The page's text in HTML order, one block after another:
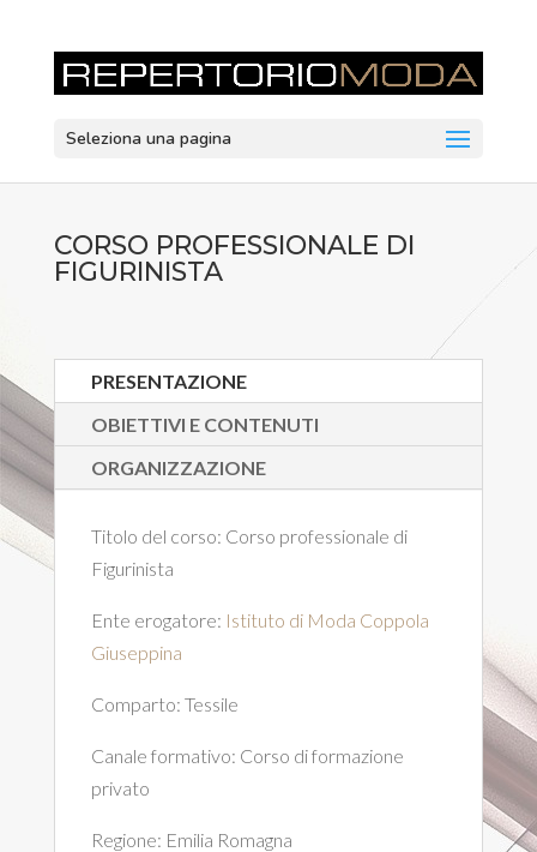
Seleziona una pagina
CORSO PROFESSIONALE DI
FIGURINISTA
PRESENTAZIONE
OBIETTIVI E CONTENUTI
ORGANIZZAZIONE
Titolo del corso: Corso professionale di
Figurinista
Ente erogatore: Istituto di Moda Coppola
Giuseppina
Comparto: Tessile
Canale formativo: Corso di formazione
privato
Regione: Emilia Romagna